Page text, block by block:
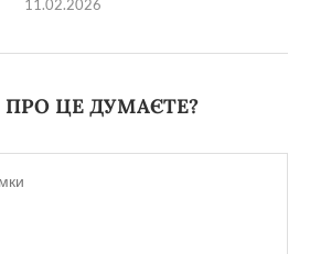
11.02.2026
ЦЕ ДУМАЄТЕ?